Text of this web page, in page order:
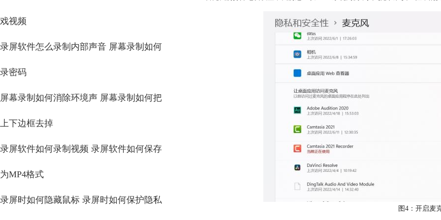
戏视频
录屏软件怎么录制内部声音 屏幕录制如何
录密码
屏幕录制如何消除环境声 屏幕录制如何把
上下边框去掉
录屏软件如何录制视频 录屏软件如何保存
为MP4格式
录屏时如何隐藏鼠标 录屏时如何保护隐私
图4：开启麦